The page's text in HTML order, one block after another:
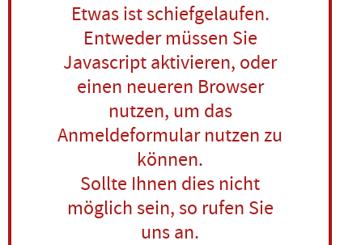
Etwas ist schiefgelaufen.
Entweder müssen Sie
Javascript aktivieren, oder
einen neueren Browser
nutzen, um das
Anmeldeformular nutzen zu
können.
Sollte Ihnen dies nicht
möglich sein, so rufen Sie
uns an.